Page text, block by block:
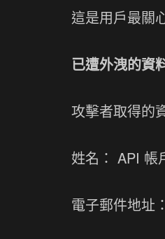
這是用戶最關
已遭外洩的資
攻擊者取得的
姓名： API 帳
電子郵件地址